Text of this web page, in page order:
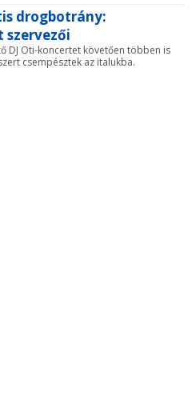
drogbotrány:
szervezői
DJ Oti-koncertet követően többen is
csempésztek az italukba.